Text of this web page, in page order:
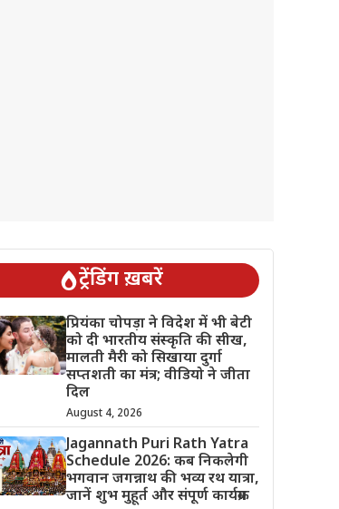
ट्रेंडिंग ख़बरें
प्रियंका चोपड़ा ने विदेश में भी बेटी
को दी भारतीय संस्कृति की सीख,
मालती मैरी को सिखाया दुर्गा
सप्तशती का मंत्र; वीडियो ने जीता
दिल
August 4, 2026
Jagannath Puri Rath Yatra
Schedule 2026: कब निकलेगी
भगवान जगन्नाथ की भव्य रथ यात्रा,
जानें शुभ मुहूर्त और संपूर्ण कार्यक्रम